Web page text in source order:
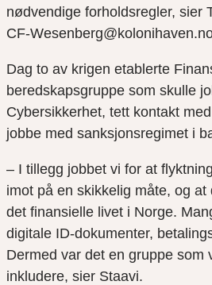
nødvendige forholdsregler, sier
CF-
Dag to av krigen etablerte
beredskapsgruppe som skulle
Cybersikkerhet, tett kontakt
jobbe med sanksjonsregimet i
– I tillegg jobbet vi for at
imot på en skikkelig måte, og
det finansielle livet i Norge.
digitale ID-dokumenter,
Dermed var det en gruppe som
inkludere, sier Staavi.